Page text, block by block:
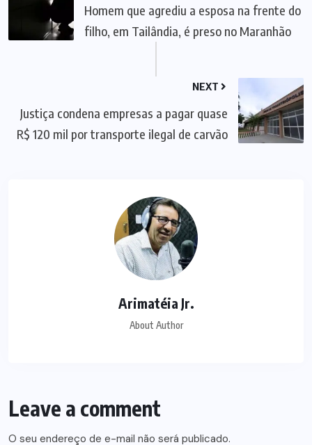
Homem que agrediu a esposa na frente do
filho, em Tailândia, é preso no Maranhão
NEXT
Justiça condena empresas a pagar quase
R$ 120 mil por transporte ilegal de carvão
Arimatéia Jr.
About Author
Leave a comment
O seu endereço de e-mail não será publicado.